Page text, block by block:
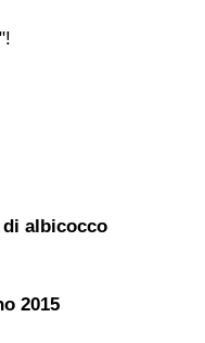
di albicocco
2015